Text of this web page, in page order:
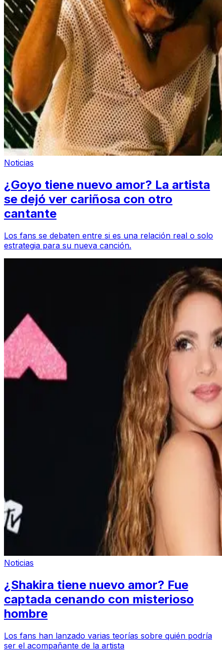
Noticias
¿Goyo tiene nuevo amor? La artista
se dejó ver cariñosa con otro
cantante
Los fans se debaten entre si es una relación real o solo
estrategia para su nueva canción.
Noticias
¿Shakira tiene nuevo amor? Fue
captada cenando con misterioso
hombre
Los fans han lanzado varias teorías sobre quién podría
ser el acompañante de la artista